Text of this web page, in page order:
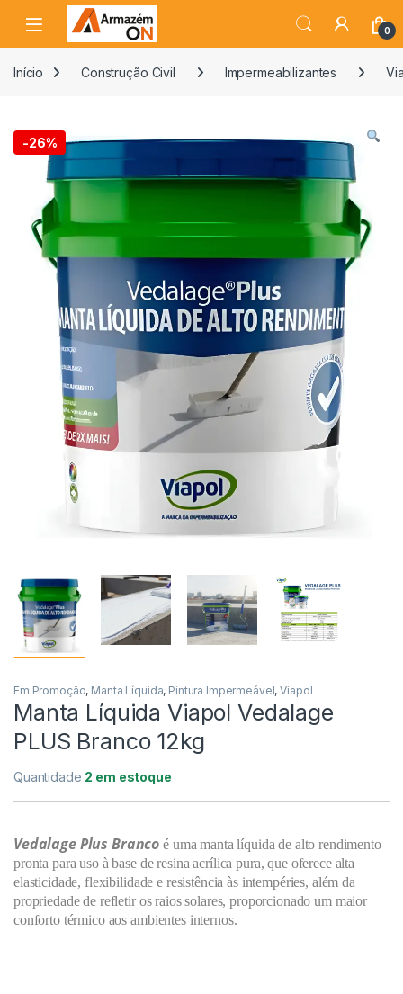
0
Início Construção Civil Impermeabilizantes
-26%
Em Promoção, Manta Líquida, Pintura Impermeável,Viapol
Manta Líquida Viapol Vedalage
PLUS Branco 12kg
Quantidade 2 em estoque
Vedalage Plus Branco é uma manta líquida de alto rendimento
pronta para uso à base de resina acrílica pura, que oferece alta
elasticidade, flexibilidade e resistência às intempéries, além da
propriedade de refletir os raios solares, proporcionado um maior
conforto térmico aos ambientes internos.